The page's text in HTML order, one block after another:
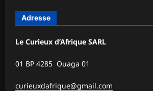
Adresse
Le Curieux d’Afrique SARL
01 BP 4285 Ouaga 01
curieuxdafrique@gmail.com